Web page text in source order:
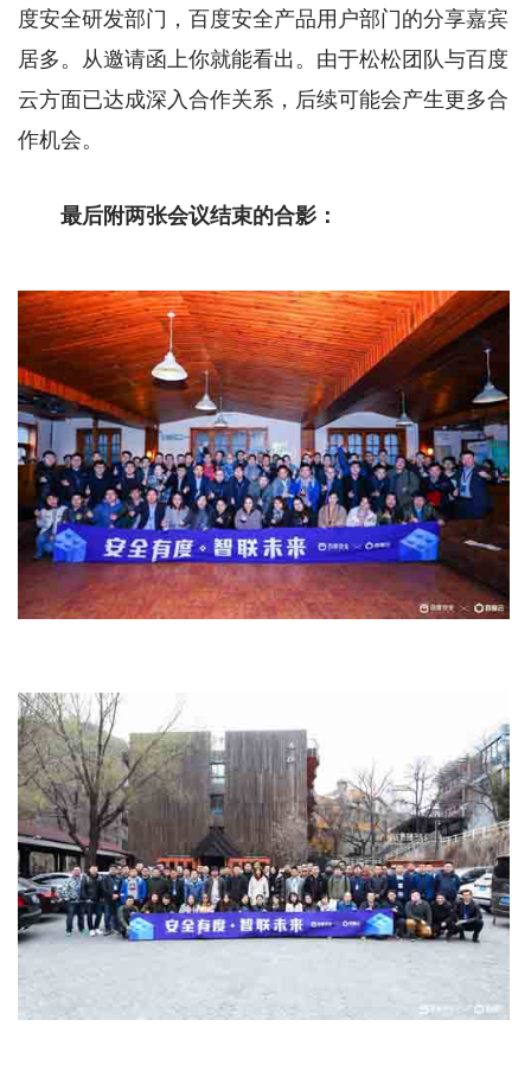
度安全研发部门，百度安全产品用户部门的分享嘉宾
居多。从邀请函上你就能看出。由于松松团队与百度
云方面已达成深入合作关系，后续可能会产生更多合
作机会。
最后附两张会议结束的合影：